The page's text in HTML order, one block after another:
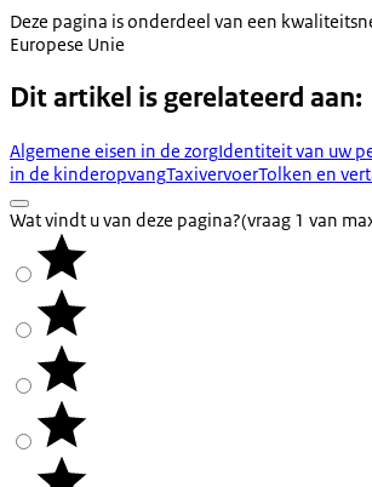
Deze pagina is onderdeel van een
Europese Unie
Dit artikel is gerelateerd aan:
Algemene eisen in de zorgIdentiteit van uw
in de kinderopvangTaxivervoerTolken en
Wat vindt u van deze pagina?(vraag 1 van